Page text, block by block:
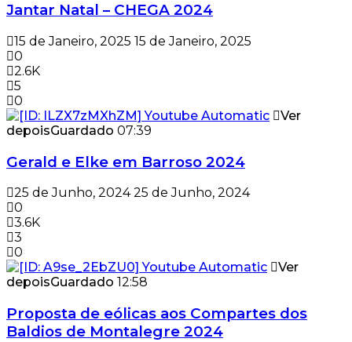
Jantar Natal – CHEGA 2024
15 de Janeiro, 2025 15 de Janeiro, 2025
0
2.6K
5
0
Ver
depoisGuardado 07:39
Gerald e Elke em Barroso 2024
25 de Junho, 2024 25 de Junho, 2024
0
3.6K
3
0
Ver
depoisGuardado 12:58
Proposta de eólicas aos Compartes dos
Baldios de Montalegre 2024